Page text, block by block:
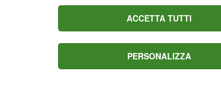
a vostro sfavore e
ACCETTA TUTTI
PERSONALIZZA